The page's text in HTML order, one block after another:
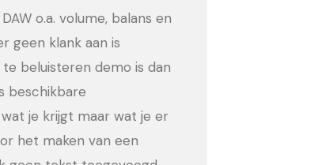
o.a. volume, balans en
geen klank aan is
beluisteren demo is dan
beschikbare
je krijgt maar wat je er
het maken van een